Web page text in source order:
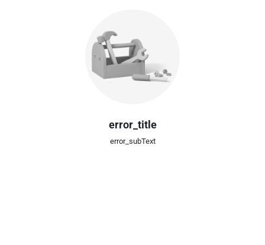
error_title
error_subText